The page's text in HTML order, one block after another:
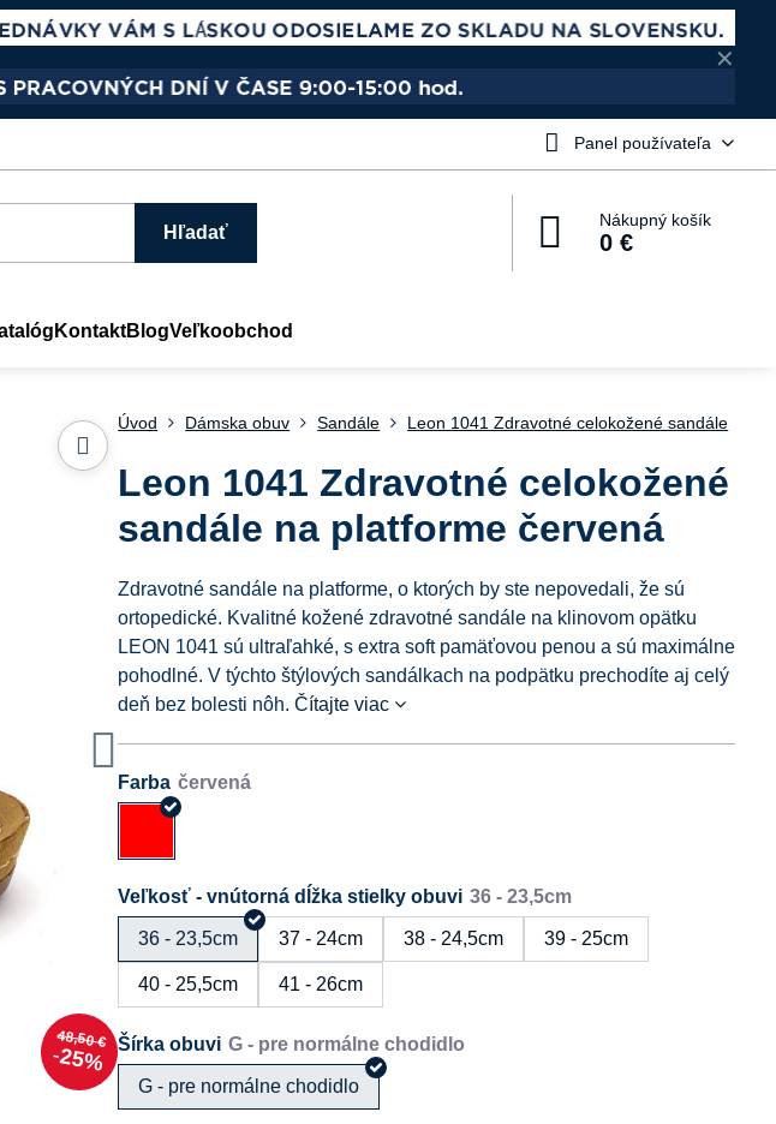
✕
Panel používateľa
Hľadať
Nákupný košík
0 €
KontaktBlogVeľkoobchod
48,50 €
25%
Úvod Dámska obuv Sandále Leon 1041 Zdravotné celokožené sandále
Leon 1041 Zdravotné celokožené
sandále na platforme červená
Zdravotné sandále na platforme, o ktorých by ste nepovedali, že sú
ortopedické. Kvalitné kožené zdravotné sandále na klinovom opätku
LEON 1041 sú ultraľahké, s extra soft pamäťovou penou a sú maximálne
pohodlné. V týchto štýlových sandálkach na podpätku prechodíte aj celý
deň bez bolesti nôh.Čítajte viac
Farba
Veľkosť - vnútorná dĺžka stielky obuvi
36 - 23,5cm 37 - 24cm 38 - 24,5cm 39 - 25cm
40 - 25,5cm 41 - 26cm
Šírka obuvi
G - pre normálne chodidlo